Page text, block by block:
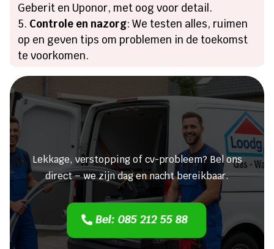
Geberit en Uponor, met oog voor detail.
Controle en nazorg: We testen alles, ruimen
op en geven tips om problemen in de toekomst
te voorkomen.
Heeft u een lekkage of een
verstopping?
Lekkage, verstopping of cv-probleem? Bel ons
direct – we zijn dag en nacht bereikbaar.
Bel: 085 212 55 88